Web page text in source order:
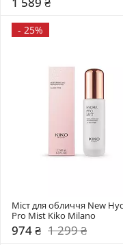
Beauty
- 25%
Міст для обличчя New
Pro Mist Kiko Milano
974 ₴ 1 299 ₴